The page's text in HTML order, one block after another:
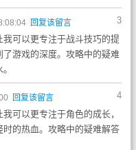
3
回复该留言
可以更专注于战斗技巧的提
游戏的深度。攻略中的疑难
4
回复该留言
可以更专注于角色的成长，
的热血。攻略中的疑难解答